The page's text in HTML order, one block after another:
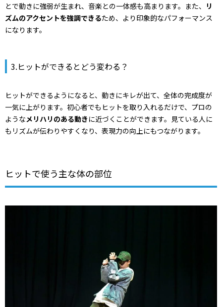
とで動きに強弱が生まれ、音楽との一体感も高まります。また、 リ
ズムのアクセントを強調できるため、より印象的なパフォーマンス
になります。
3.ヒットができるとどう変わる？
ヒットができるようになると、動きにキレが出て、全体の完成度が
一気に上がります。初心者でもヒットを取り入れるだけで、プロの
ようなメリハリのある動き に近づくことができます。見ている人に
もリズムが伝わりやすくなり、表現力の向上にもつながります。
ヒットで使う主な体の部位